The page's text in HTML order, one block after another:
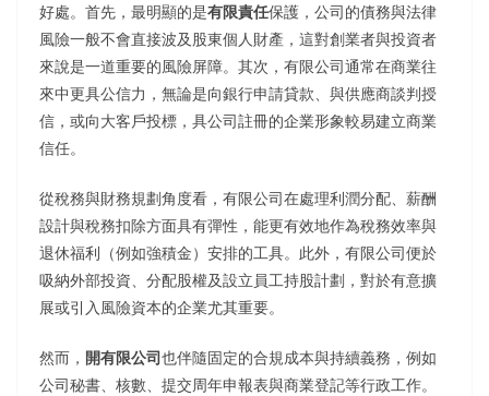
好處。首先，最明顯的是有限責任保護，公司的債務與法律
風險一般不會直接波及股東個人財產，這對創業者與投資者
來說是一道重要的風險屏障。其次，有限公司通常在商業往
來中更具公信力，無論是向銀行申請貸款、與供應商談判授
信，或向大客戶投標，具公司註冊的企業形象較易建立商業
信任。
從稅務與財務規劃角度看，有限公司在處理利潤分配、薪酬
設計與稅務扣除方面具有彈性，能更有效地作為稅務效率與
退休福利（例如強積金）安排的工具。此外，有限公司便於
吸納外部投資、分配股權及設立員工持股計劃，對於有意擴
展或引入風險資本的企業尤其重要。
然而， 開有限公司也伴隨固定的合規成本與持續義務，例如
公司秘書、核數、提交周年申報表與商業登記等行政工作。